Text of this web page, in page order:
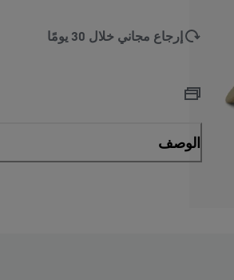
إرجاع مجاني خلال 30 يومًا
الوصف